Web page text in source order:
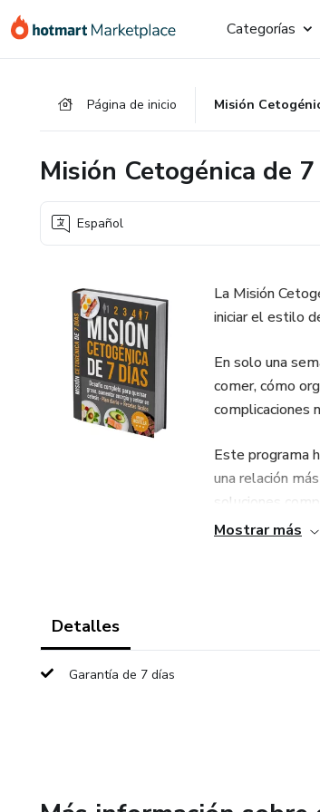
Categorías
Página de inicio
Misión Cetogénica de
Español
La Misión
iniciar el estilo
En solo una
comer, cómo
complicaciones
Este programa
una relación
soluciones
Mostrar más
Detalles
Garantía de 7 días